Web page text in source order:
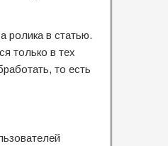
ролика в статью.
только в тех
то есть